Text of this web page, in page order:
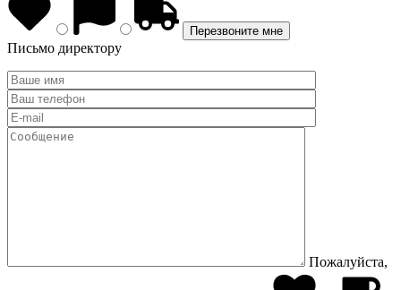
Письмо директору
Пожалуйста,